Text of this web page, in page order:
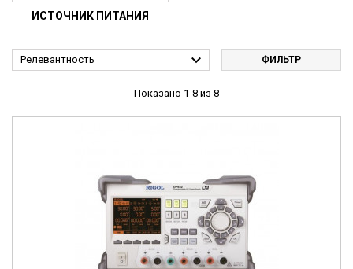
ИСТОЧНИК ПИТАНИЯ
Релевантность  ФИЛЬТР
Показано 1-8 из 8